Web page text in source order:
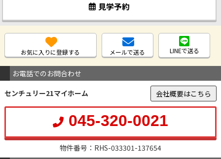
見学予約
お気に入りに登録する メールで送る LINEで送る
お電話でのお問合わせ
センチュリー21マイホーム
会社概要はこちら
045-320-0021
物件番号：RHS-033301-137654